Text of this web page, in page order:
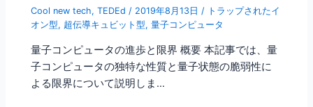
Cool new tech,TEDEd / 2019年8月13日 / トラップされたイ
オン型, 超伝導キュビット型,量子コンピュータ
量子コンピュータの進歩と限界 概要 本記事では、量
子コンピュータの独特な性質と量子状態の脆弱性に
よる限界について説明しま…